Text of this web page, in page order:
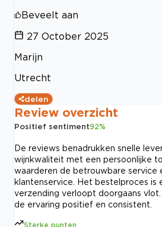
Beveelt aan
27 October 2025
Marijn
Utrecht
delen
Review overzicht
Positief sentiment92%
De reviews benadrukken snelle
wijnkwaliteit met een persoonlijke
waarderen de betrouwbare service
klantenservice. Het bestelproces is
verzending verloopt doorgaans
de ervaring positief en consistent.
Sterke punten